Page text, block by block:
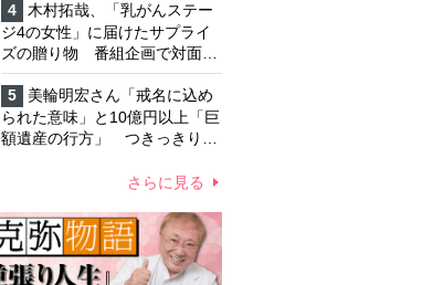
ろ強まる福祉活動への思い
4
木村拓哉、「乳がんステー
ジ4の女性」に届けたサプライ
ズの贈り物 番組企画で対面し
たファンが、夢と希望を与える
心遣いに「うれしくて号泣しま
した」
5
美輪明宏さん「戒名に込め
られた意味」と10億円以上「巨
額遺産の行方」 つきっきりで
さらに見る